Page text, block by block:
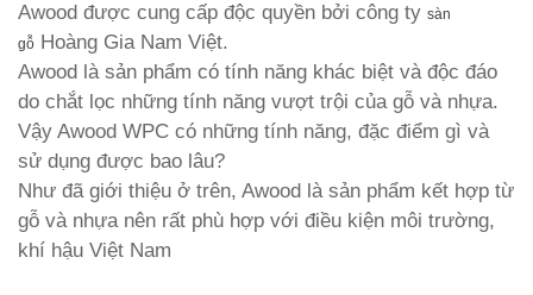
Awood được cung cấp độc quyền bởi công ty sàn
gỗ Hoàng Gia Nam Việt.
Awood là sản phẩm có tính năng khác biệt và độc đáo
do chắt lọc những tính năng vượt trội của gỗ và nhựa.
Vậy Awood WPC có những tính năng, đặc điểm gì và
sử dụng được bao lâu?
Như đã giới thiệu ở trên, Awood là sản phẩm kết hợp từ
gỗ và nhựa nên rất phù hợp với điều kiện môi trường,
khí hậu Việt Nam